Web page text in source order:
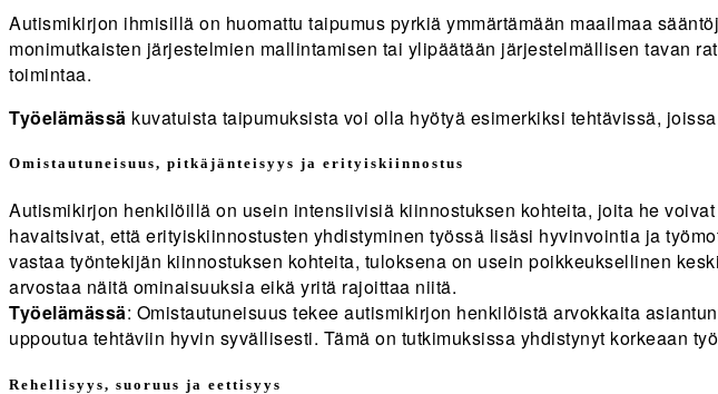
Autismikirjon ihmisillä on huomattu taipumus pyrkiä ymmärtämään maailmaa
monimutkaisten järjestelmien mallintamisen tai ylipäätään järjestelmällisen tavan
toimintaa.
Työelämässä kuvatuista taipumuksista voi olla hyötyä esimerkiksi tehtävissä,
Omistautuneisuus, pitkäjänteisyys ja erityiskiinnostus
Autismikirjon henkilöillä on usein intensiivisiä kiinnostuksen kohteita, joita he
havaitsivat, että erityiskiinnostusten yhdistyminen työssä lisäsi hyvinvointia ja
vastaa työntekijän kiinnostuksen kohteita, tuloksena on usein poikkeuksellinen
arvostaa näitä ominaisuuksia eikä yritä rajoittaa niitä.
Työelämässä: Omistautuneisuus tekee autismikirjon henkilöistä arvokkaita
uppoutua tehtäviin hyvin syvällisesti. Tämä on tutkimuksissa yhdistynyt korkeaan
Rehellisyys, suoruus ja eettisyys